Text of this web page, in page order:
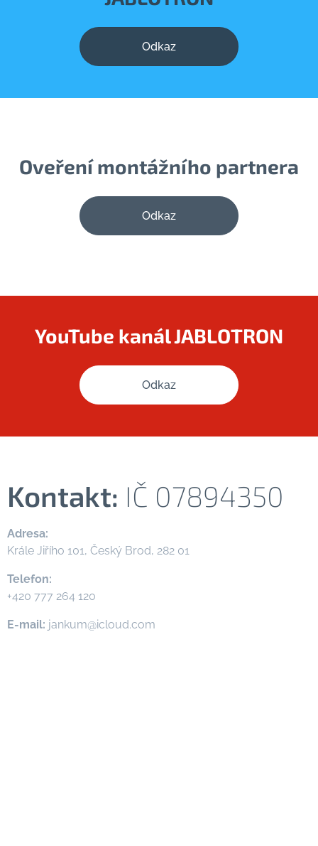
Odkaz
Oveření montážního partnera
Odkaz
YouTube kanál JABLOTRON
Odkaz
Kontakt: IČ 07894350
Adresa:
Krále Jiřího 101, Český Brod, 282 01
Telefon:
+420 777 264 120
E-mail: jankum@icloud.com